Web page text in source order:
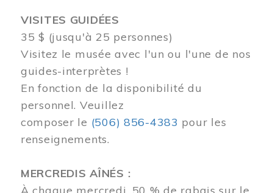
VISITES GUIDÉES
35 $ (jusqu'à 25 personnes)
Visitez le musée avec l'un ou l'une de nos
guides-interprètes !
En fonction de la disponibilité du
personnel. Veuillez
composer le (506) 856-4383 pour les
renseignements.
MERCREDIS AÎNÉS :